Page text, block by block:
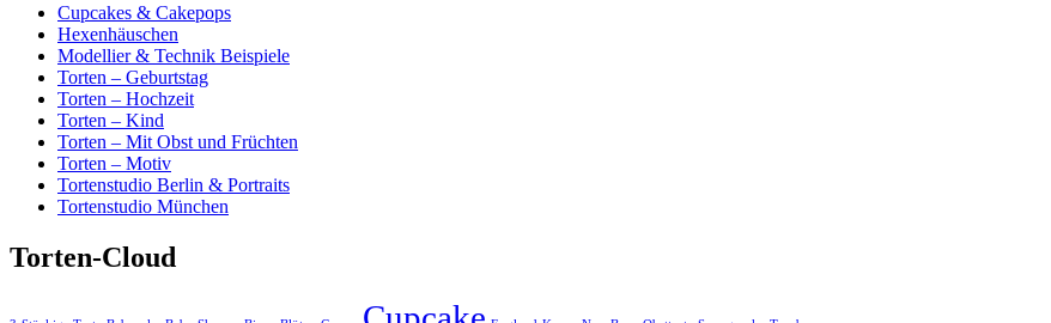
Cupcakes & Cakepops
Hexenhäuschen
Modellier & Technik Beispiele
Torten – Geburtstag
Torten – Hochzeit
Torten – Kind
Torten – Mit Obst und Früchten
Torten – Motiv
Tortenstudio Berlin & Portraits
Tortenstudio München
Torten-Cloud